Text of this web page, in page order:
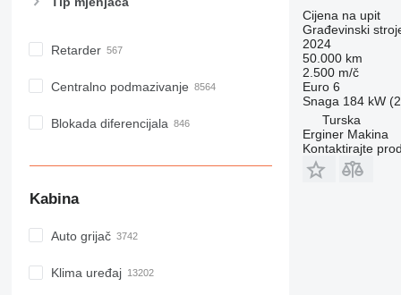
Retarder
Centralno podmazivanje
Blokada diferencijala
Kabina
Auto grijač
Klima uređaj
Cijena na upit
Građevinski
2024
50.000 km
2.500 m/č
Euro 6
Snaga 184 kW
Turska
Erginer Makina
Kontaktirajte